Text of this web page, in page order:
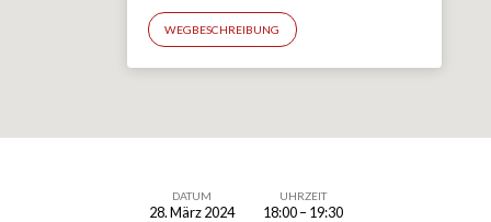
WEGBESCHREIBUNG
DATUM
28. März 2024
UHRZEIT
18:00 – 19:30